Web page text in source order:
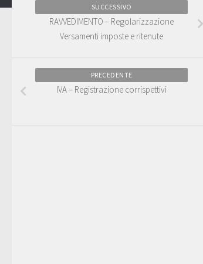
SUCCESSIVO
RAVVEDIMENTO – Regolarizzazione
Versamenti imposte e ritenute
PRECEDENTE
IVA – Registrazione corrispettivi